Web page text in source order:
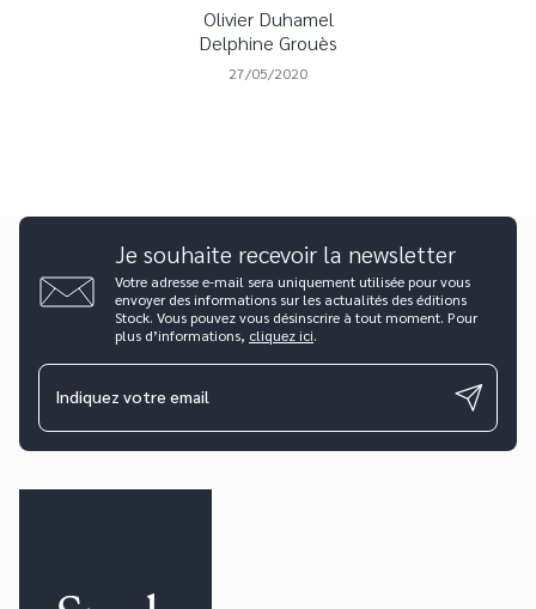
Olivier Duhamel
Delphine Grouès
27/05/2020
Je souhaite recevoir la newsletter
Votre adresse e-mail sera uniquement utilisée pour vous
envoyer des informations sur les actualités des éditions
Stock. Vous pouvez vous désinscrire à tout moment. Pour
plus d’informations, cliquez ici.
Indiquez votre email